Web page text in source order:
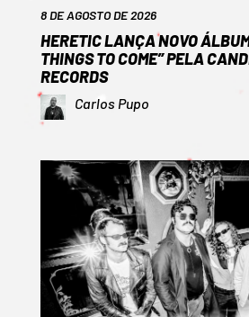
8 DE AGOSTO DE 2026
HERETIC LANÇA NOVO
THINGS TO COME” PELA
RECORDS
Carlos Pupo